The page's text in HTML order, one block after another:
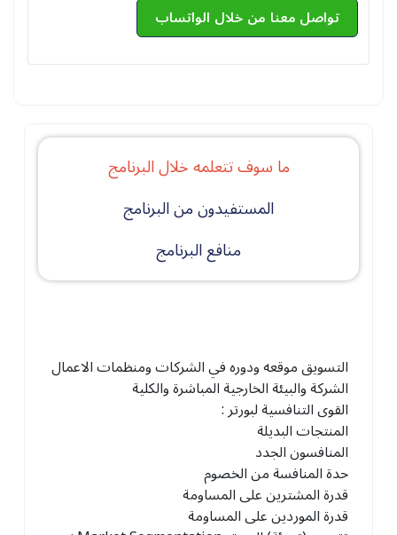
تواصل معنا من خلال الواتساب
ما سوف تتعلمه خلال البرنامج
المستفيدون من البرنامج
منافع البرنامج
التسويق موقعه ودوره في الشركات ومنظمات الاعمال
الشركة والبيئة الخارجية المباشرة والكلية
القوى التنافسية لبورتر :
المنتجات البديلة
المنافسون الجدد
حدة المنافسة من الخصوم
قدرة المشترين على المساومة
قدرة الموردين على المساومة